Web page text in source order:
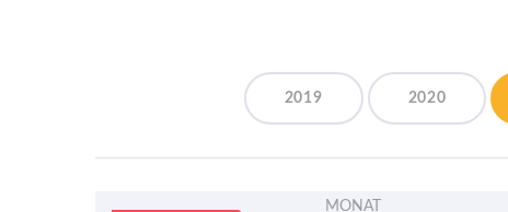
2019 2020
MONAT